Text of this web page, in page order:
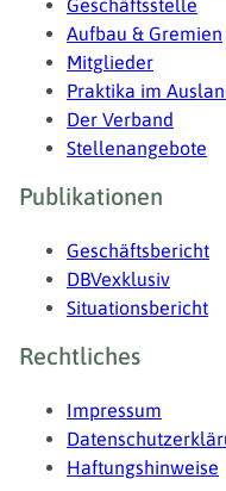
Geschäftsstelle
Aufbau & Gremien
Mitglieder
Praktika im
Der Verband
Stellenangebote
Publikationen
Geschäftsbericht
DBVexklusiv
Situationsbericht
Rechtliches
Impressum
Haftungshinweise